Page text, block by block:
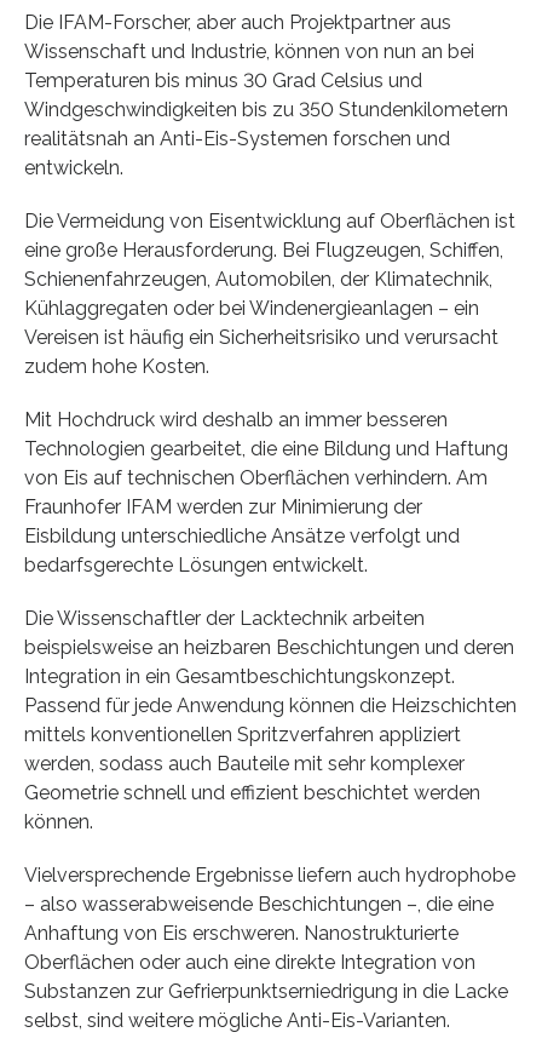
Die IFAM-Forscher, aber auch Projektpartner aus
Wissenschaft und Industrie, können von nun an bei
Temperaturen bis minus 30 Grad Celsius und
Windgeschwindigkeiten bis zu 350 Stundenkilometern
realitätsnah an Anti-Eis-Systemen forschen und
entwickeln.
Die Vermeidung von Eisentwicklung auf Oberflächen ist
eine große Herausforderung. Bei Flugzeugen, Schiffen,
Schienenfahrzeugen, Automobilen, der Klimatechnik,
Kühlaggregaten oder bei Windenergieanlagen – ein
Vereisen ist häufig ein Sicherheitsrisiko und verursacht
zudem hohe Kosten.
Mit Hochdruck wird deshalb an immer besseren
Technologien gearbeitet, die eine Bildung und Haftung
von Eis auf technischen Oberflächen verhindern. Am
Fraunhofer IFAM werden zur Minimierung der
Eisbildung unterschiedliche Ansätze verfolgt und
bedarfsgerechte Lösungen entwickelt.
Die Wissenschaftler der Lacktechnik arbeiten
beispielsweise an heizbaren Beschichtungen und deren
Integration in ein Gesamtbeschichtungskonzept.
Passend für jede Anwendung können die Heizschichten
mittels konventionellen Spritzverfahren appliziert
werden, sodass auch Bauteile mit sehr komplexer
Geometrie schnell und effizient beschichtet werden
können.
Vielversprechende Ergebnisse liefern auch hydrophobe
– also wasserabweisende Beschichtungen –, die eine
Anhaftung von Eis erschweren. Nanostrukturierte
Oberflächen oder auch eine direkte Integration von
Substanzen zur Gefrierpunktserniedrigung in die Lacke
selbst, sind weitere mögliche Anti-Eis-Varianten.